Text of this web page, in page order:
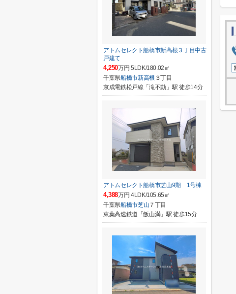
アトムセレクト船橋市新高根３丁目中古
戸建て
4,250万円 5LDK/180.02㎡
千葉県船橋市新高根 ３丁目
京成電鉄松戸線「滝不動」駅 徒歩14分
アトムセレクト船橋市芝山9期 1号棟
4,388万円 4LDK/105.65㎡
千葉県船橋市芝山 ７丁目
東葉高速鉄道「飯山満」駅 徒歩15分